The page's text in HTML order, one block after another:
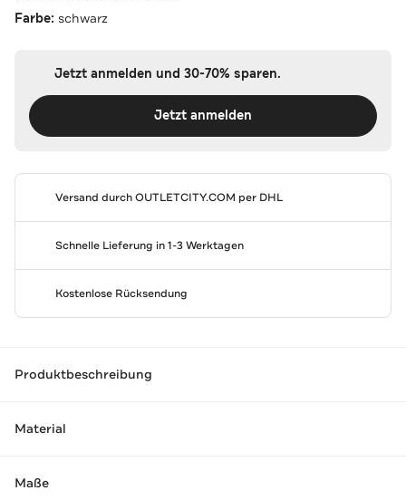
Farbe: schwarz
Jetzt anmelden und 30-70% sparen.
Jetzt anmelden
Versand durchOUTLETCITY.COM per DHL
Schnelle Lieferung in 1-3 Werktagen
Kostenlose Rücksendung
Produktbeschreibung
Material
Maße